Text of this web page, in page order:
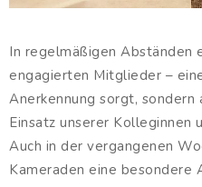
In regelmäßigen Abständen
engagierten Mitglieder –
Anerkennung sorgt, sondern
Einsatz unserer Kolleginnen
Auch in der vergangenen
Kameraden eine besondere